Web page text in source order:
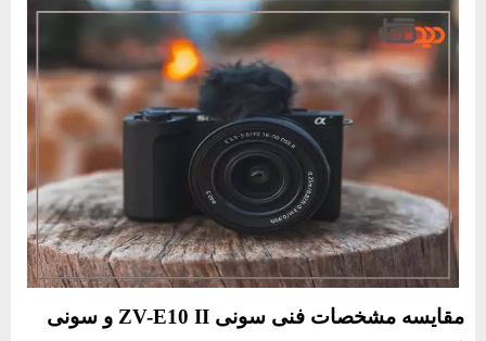
مقایسه مشخصات فنی سونی ZV-E10 II و سونی